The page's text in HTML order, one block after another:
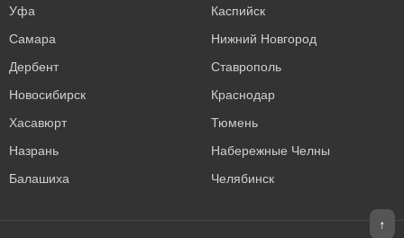
Уфа
Каспийск
Самара
Нижний Новгород
Дербент
Ставрополь
Новосибирск
Краснодар
Хасавюрт
Тюмень
Назрань
Набережные Челны
Балашиха
Челябинск
↑